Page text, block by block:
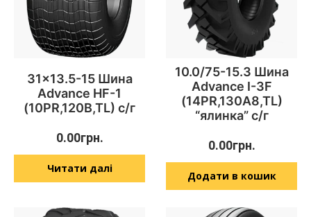
31×13.5-15 Шина
Advance HF-1
(10PR,120B,TL) с/г
0.00грн.
Читати далі
10.0/75-15.3 Шина
Advance I-3F
(14PR,130A8,TL)
“ялинка” с/г
0.00грн.
Додати в кошик